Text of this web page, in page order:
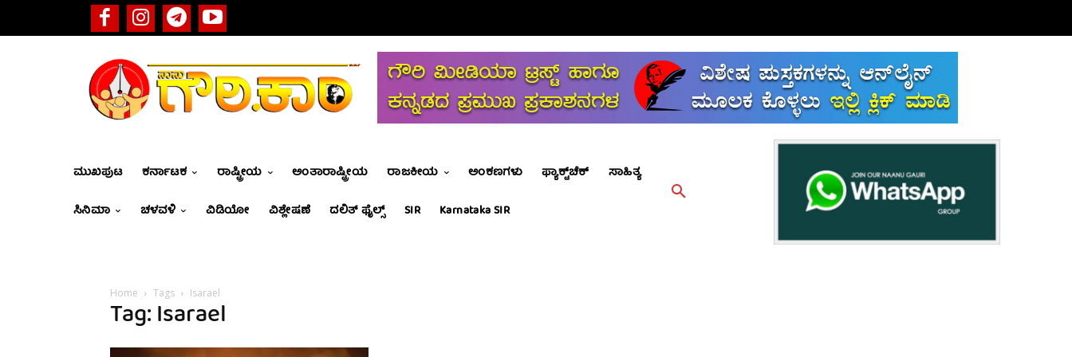
ಮುಖಪುಟ ಕರ್ನಾಟಕ ರಾಷ್ಟ್ರೀಯ ಅಂತಾರಾಷ್ಟ್ರೀಯ ರಾಜಕೀಯ ಅಂಕಣಗಳು ಫ್ಯಾಕ್ಟ್‌ಚೆಕ್
ಸಾಹಿತ್ಯ
ಸಿನಿಮಾ
ಚಳವಳಿ ವಿಡಿಯೋ ವಿಶ್ಲೇಷಣೆ ದಲಿತ್ ಫೈಲ್ಸ್ SIR Karnataka SIR
Home Tags Isarael
Tag: Isarael